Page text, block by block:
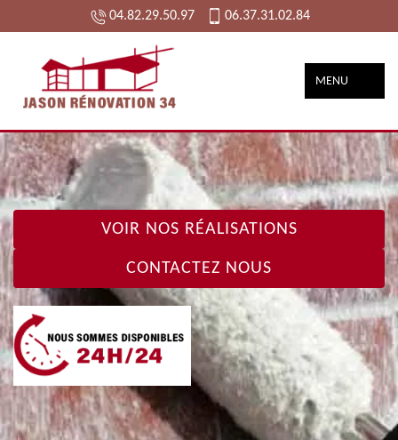
04.82.29.50.97 06.37.31.02.84
MENU
VOIR NOS RÉALISATIONS
CONTACTEZ NOUS